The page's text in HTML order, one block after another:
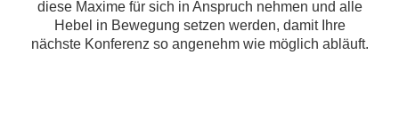
diese Maxime für sich in Anspruch nehmen und alle
Hebel in Bewegung setzen werden, damit Ihre
nächste Konferenz so angenehm wie möglich abläuft.